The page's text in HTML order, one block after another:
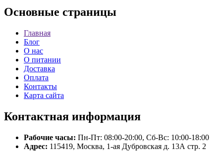
Основные страницы
Главная
Блог
О нас
О питании
Доставка
Оплата
Контакты
Карта сайта
Контактная информация
Рабочие часы: Пн-Пт: 08:00-20:00, Сб-Вс: 10:00-18:00
Адрес: 115419, Москва, 1-ая Дубровская д. 13А стр. 2